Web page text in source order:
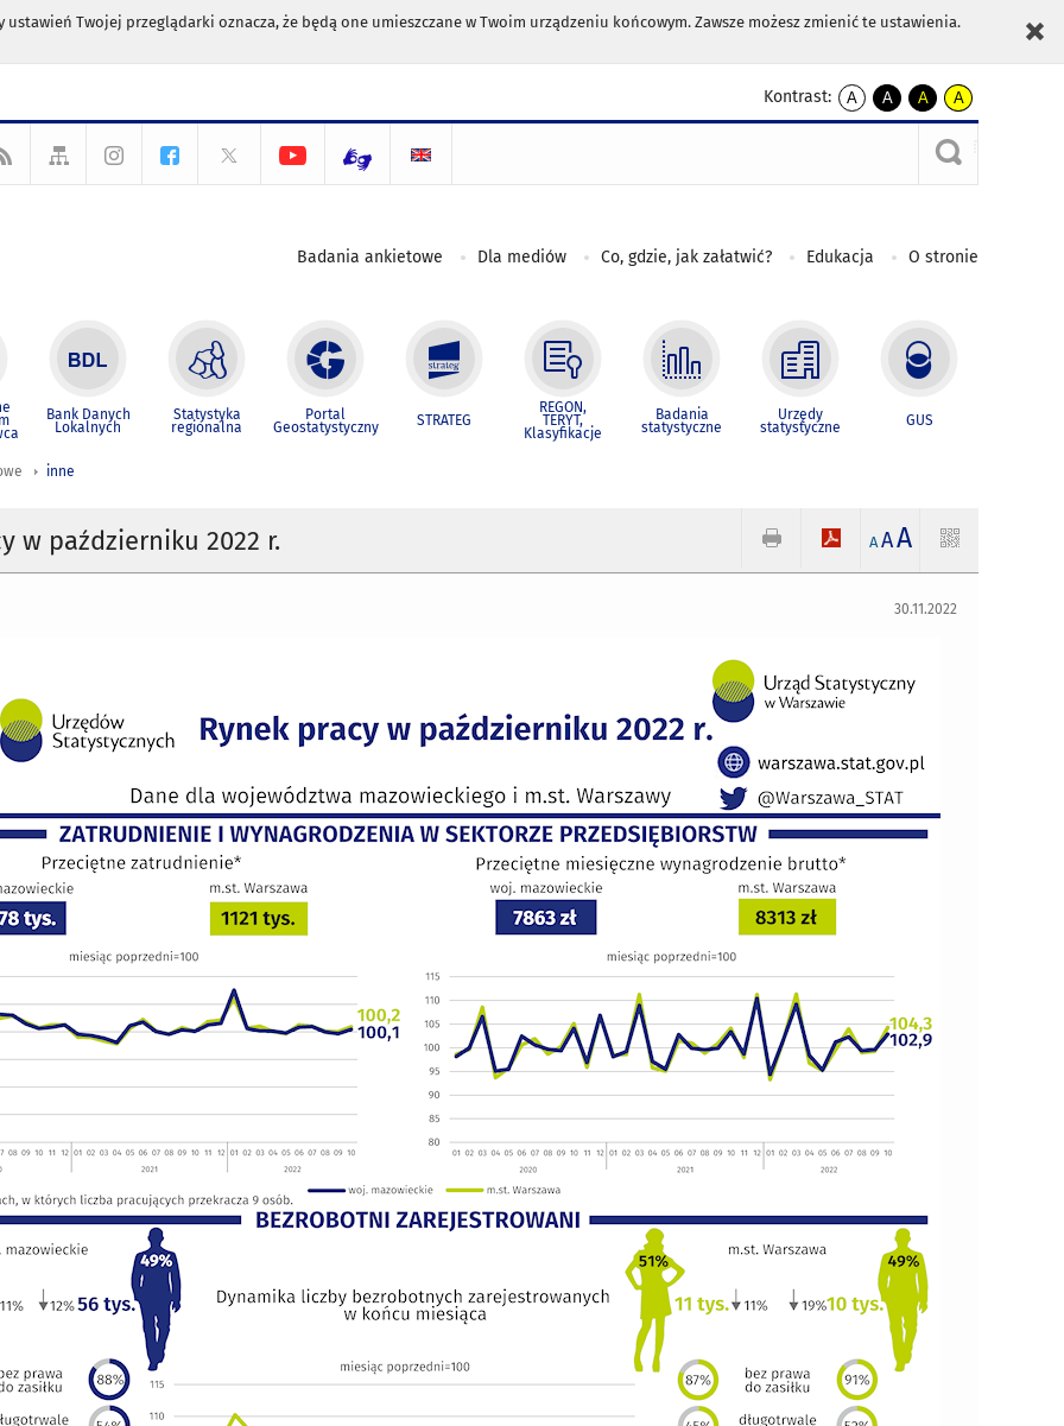
Twojej przeglądarki oznacza, że będą one umieszczane w Twoim urządzeniu końcowym. Zawsze możesz zmienić te ustawienia.
Kontrast:
A
kontrast
A
kontrast
czarnym
A
kontrast
żółty
tekst
czarnym
A
kontrast
czarny
tekst
żółtym
Badania ankietowe Dla mediów Co, gdzie, jak załatwić? Edukacja O stronie
Bank Danych
Lokalnych
Statystyka
regionalna
Portal
Geostatystyczny STRATEG
REGON,
TERYT,
Klasyfikacje
Badania
statystyczne
Urzędy
statystyczne GUS
inne
w październiku 2022 r. A AA
30.11.2022